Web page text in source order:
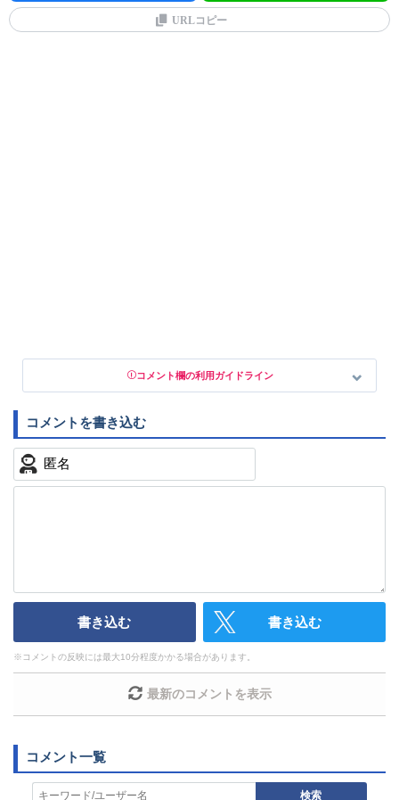
URLコピー
コメント欄の利用ガイドライン
以下の書き込みを禁止とし、場合によってはコメント削除や書き
込み制限を行う可能性がございます。 あらかじめご了承くださ
い。
・外部サイトへの誘導や宣伝
・アカウントの売買など金銭が絡む内容の投稿
・各ゲームのネタバレを含む内容の投稿
・その他、管理者が不適切と判断した投稿
コメントの削除につきましては下記フォームより申請を
いただけますでしょうか。
コメントの削除を申請する
対応させていただきます。ご了承ください。
※一度削除したコメントは復元ができませんのでご注意
書き込む 書き込む
※コメントの反映には最大10分程度かかる場合があります。
最新のコメントを表示
検索